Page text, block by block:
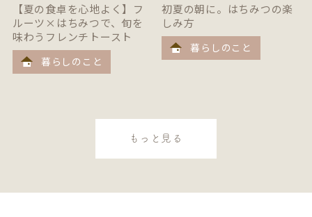
【夏の食卓を心地よく】フ
ルーツ×はちみつで、旬を
味わうフレンチトースト
暮らしのこと
初夏の朝に。はちみつの楽
しみ方
暮らしのこと
もっと見る